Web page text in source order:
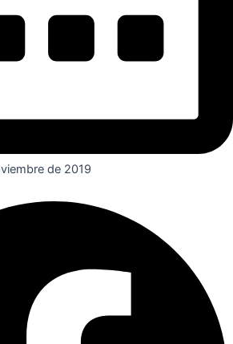
de 2019